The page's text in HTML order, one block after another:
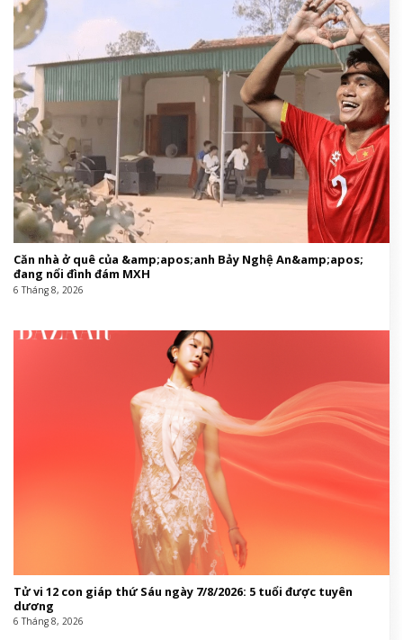
Căn nhà ở quê của &amp;apos;anh Bảy Nghệ An&amp;apos;
đang nổi đình đám MXH
6 Tháng 8, 2026
Tử vi 12 con giáp thứ Sáu ngày 7/8/2026: 5 tuổi được tuyên
dương
6 Tháng 8, 2026